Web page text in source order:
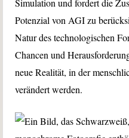
Simulation und fordert die
Potenzial von AGI zu
Natur des technologischen
Chancen und
neue Realität, in der
verändert werden.